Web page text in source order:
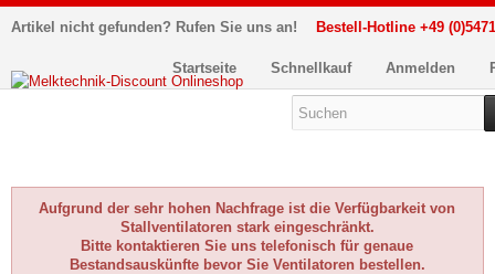
Artikel nicht gefunden? Rufen Sie uns an! Bestell-Hotline +49
Anmelden
Schnellkauf
Startseite
Aufgrund der sehr hohen Nachfrage ist die Verfügbarkeit von
Stallventilatoren stark eingeschränkt.
Bitte kontaktieren Sie uns telefonisch für genaue
Bestandsauskünfte bevor Sie Ventilatoren bestellen.